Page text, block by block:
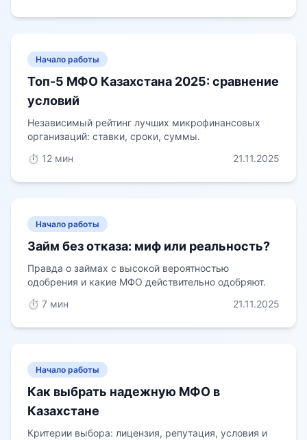
Начало работы
Топ-5 МФО Казахстана 2025: сравнение
условий
Независимый рейтинг лучших микрофинансовых
организаций: ставки, сроки, суммы.
⏱️ 12 мин
21.11.2025
Начало работы
Займ без отказа: миф или реальность?
Правда о займах с высокой вероятностью
одобрения и какие МФО действительно одобряют.
⏱️ 7 мин
21.11.2025
Начало работы
Как выбрать надежную МФО в
Казахстане
Критерии выбора: лицензия, репутация, условия и